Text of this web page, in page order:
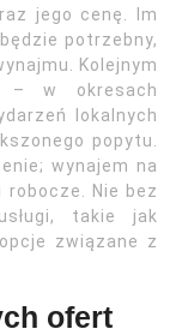
jego cenę. Im
potrzebny,
Kolejnym
– w okresach
lokalnych
popytu.
wynajem na
Nie bez
takie jak
związane z
ofert